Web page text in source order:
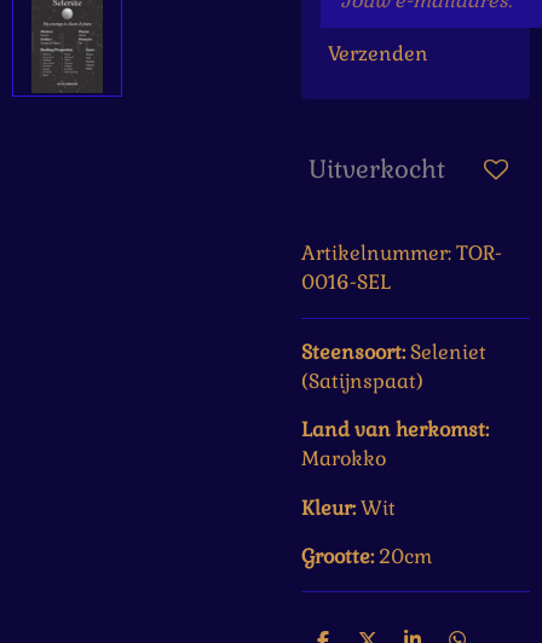
Verzenden
Uitverkocht
Artikelnummer:TOR-
0016-SEL
Steensoort:Seleniet
(Satijnspaat)
Land van herkomst:
Marokko
Kleur:Wit
Grootte:20cm